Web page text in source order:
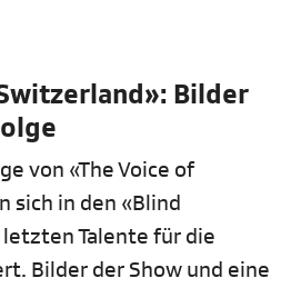
Bilder
von «The Voice of
sich in den «Blind
Talente für die
Bilder der Show und eine